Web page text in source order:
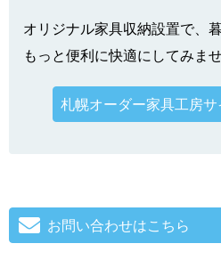
オリジナル家具収納設置で、
もっと便利に快適にしてみま
札幌オーダー家具工房
お問い合わせはこちら